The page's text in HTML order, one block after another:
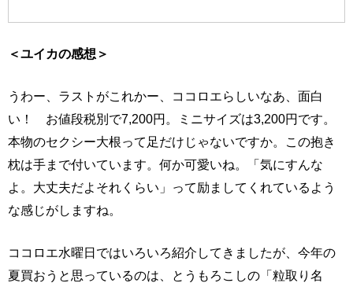
＜ユイカの感想＞
うわー、ラストがこれかー、ココロエらしいなあ、面白
い！ お値段税別で7,200円。ミニサイズは3,200円です。
本物のセクシー大根って足だけじゃないですか。この抱き
枕は手まで付いています。何か可愛いね。「気にすんな
よ。大丈夫だよそれくらい」って励ましてくれているよう
な感じがしますね。
ココロエ水曜日ではいろいろ紹介してきましたが、今年の
夏買おうと思っているのは、とうもろこしの「粒取り名